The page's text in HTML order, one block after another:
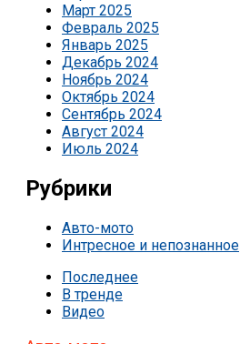
Март 2025
Февраль 2025
Январь 2025
Декабрь 2024
Ноябрь 2024
Октябрь 2024
Сентябрь 2024
Август 2024
Июль 2024
Рубрики
Авто-мото
Интресное и непознанное
Последнее
В тренде
Видео